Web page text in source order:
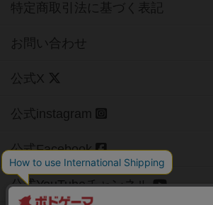
特定商取引法に基づく表記
お問い合わせ
公式X
公式instagram
公式Facebook
公式YouTubeチャンネル